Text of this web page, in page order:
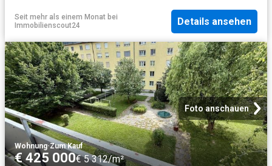
Seit mehr als einem Monat bei
Immobilienscout24
Details ansehen
Foto anschauen
Wohnung·Zum Kauf
€ 425 000€ 5 312/m²